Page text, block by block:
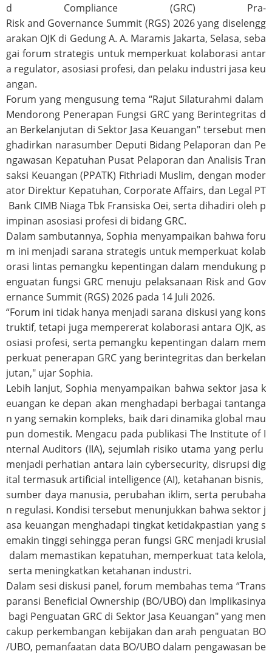
d Compliance (GRC) Pra-
Risk and Governance Summit (RGS) 2026 yang diselengg
arakan OJK di Gedung A. A. Maramis Jakarta, Selasa, seba
gai forum strategis untuk memperkuat kolaborasi antar
a regulator, asosiasi profesi, dan pelaku industri jasa keu
angan.
Forum yang mengusung tema “Rajut Silaturahmi dalam
Mendorong Penerapan Fungsi GRC yang Berintegritas d
an Berkelanjutan di Sektor Jasa Keuangan" tersebut men
ghadirkan narasumber Deputi Bidang Pelaporan dan Pe
ngawasan Kepatuhan Pusat Pelaporan dan Analisis Tran
saksi Keuangan (PPATK) Fithriadi Muslim, dengan moder
ator Direktur Kepatuhan, Corporate Affairs, dan Legal PT
Bank CIMB Niaga Tbk Fransiska Oei, serta dihadiri oleh p
impinan asosiasi profesi di bidang GRC.
Dalam sambutannya, Sophia menyampaikan bahwa foru
m ini menjadi sarana strategis untuk memperkuat kolab
orasi lintas pemangku kepentingan dalam mendukung p
enguatan fungsi GRC menuju pelaksanaan Risk and Gov
ernance Summit (RGS) 2026 pada 14 Juli 2026.
“Forum ini tidak hanya menjadi sarana diskusi yang kons
truktif, tetapi juga mempererat kolaborasi antara OJK, as
osiasi profesi, serta pemangku kepentingan dalam mem
perkuat penerapan GRC yang berintegritas dan berkelan
jutan," ujar Sophia.
Lebih lanjut, Sophia menyampaikan bahwa sektor jasa k
euangan ke depan akan menghadapi berbagai tantanga
n yang semakin kompleks, baik dari dinamika global mau
pun domestik. Mengacu pada publikasi The Institute of I
nternal Auditors (IIA), sejumlah risiko utama yang perlu
menjadi perhatian antara lain cybersecurity, disrupsi dig
ital termasuk artificial intelligence (AI), ketahanan bisnis,
sumber daya manusia, perubahan iklim, serta perubaha
n regulasi. Kondisi tersebut menunjukkan bahwa sektor j
asa keuangan menghadapi tingkat ketidakpastian yang s
emakin tinggi sehingga peran fungsi GRC menjadi krusial
dalam memastikan kepatuhan, memperkuat tata kelola,
serta meningkatkan ketahanan industri.
Dalam sesi diskusi panel, forum membahas tema “Trans
paransi Beneficial Ownership (BO/UBO) dan Implikasinya
bagi Penguatan GRC di Sektor Jasa Keuangan" yang men
cakup perkembangan kebijakan dan arah penguatan BO
/UBO, pemanfaatan data BO/UBO dalam pengawasan be